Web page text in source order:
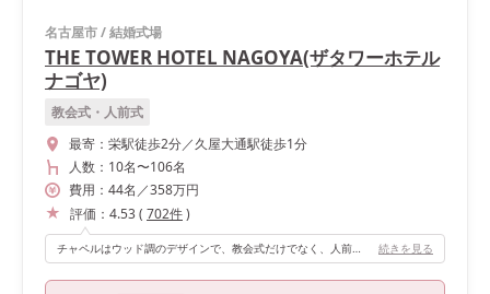
名古屋市/結婚式場
THE TOWER HOTEL NAGOYA(ザタワーホテル
ナゴヤ)
教会式・人前式
最寄： 栄駅徒歩2分／久屋大通駅徒歩1分
人数： 10名〜106名
費用： 44名 ／358万円
評価： 4.53( 702件)
チャペルはウッド調のデザインで、教会式だけでなく、人前式や神前式も挙げることができます！ バージンロードも長めなので、トレーンが長いウェディングドレスを着用することも可能です。 外からの光が柔らかく差し込むため、温かみのある雰囲気です❤️ 続きを見る